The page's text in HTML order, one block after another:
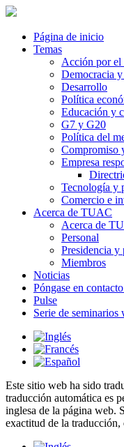
Página de inicio
Temas
Acción por el
Democracia
Desarrollo
Política
Educación y
G7 y G20
Política del
Compromiso
Empresa
Tecnología y
Comercio e
Acerca de TUAC
Acerca de
Personal
Presidencia y
Miembros
Noticias
Póngase en
Pulse
Serie de seminarios
Este sitio web ha sido
traducción automática es
inglesa de la página web.
exactitud de la